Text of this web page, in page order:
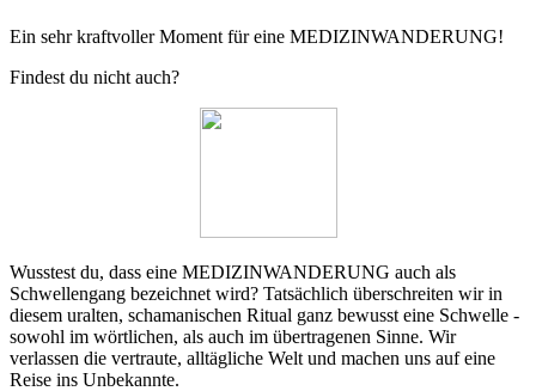
Ein sehr kraftvoller Moment für eine MEDIZINWANDERUNG!
Findest du nicht auch?
Wusstest du, dass eine MEDIZINWANDERUNG auch als
Schwellengang bezeichnet wird? Tatsächlich überschreiten wir in
diesem uralten, schamanischen Ritual ganz bewusst eine Schwelle -
sowohl im wörtlichen, als auch im übertragenen Sinne. Wir
verlassen die vertraute, alltägliche Welt und machen uns auf eine
Reise ins Unbekannte.